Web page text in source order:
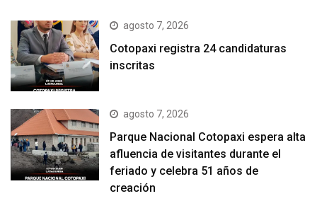
agosto 7, 2026
Cotopaxi registra 24 candidaturas
inscritas
agosto 7, 2026
Parque Nacional Cotopaxi espera alta
afluencia de visitantes durante el
feriado y celebra 51 años de
creación